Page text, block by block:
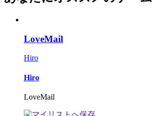
LoveMail
Hiro
Hiro
LoveMail